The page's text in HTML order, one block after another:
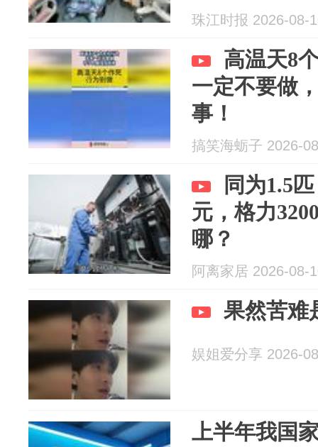
珠江时报 2026-08-
高温天8
一定不要做
事！
搞笑海蛎子 2026-
同为1.5
元，格力
哪？
阿离家居 2026-08-
果然苦难
娱姐爱分享 2026-
上半年我国